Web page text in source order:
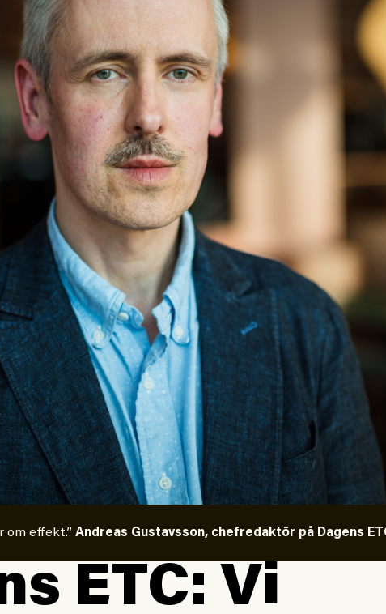
om effekt.” Andreas Gustavsson, chefredaktör på Dagens
ETC: Vi